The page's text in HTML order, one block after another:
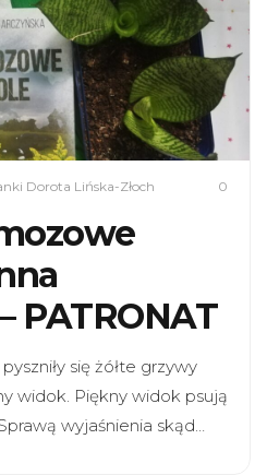
Dorota Lińska-Złoch 0
PATRONAT
się żółte grzywy
widok. Piękny widok psują
wyjaśnienia skąd…